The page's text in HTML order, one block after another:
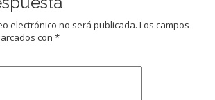
electrónico no será publicada. Los campos
con *